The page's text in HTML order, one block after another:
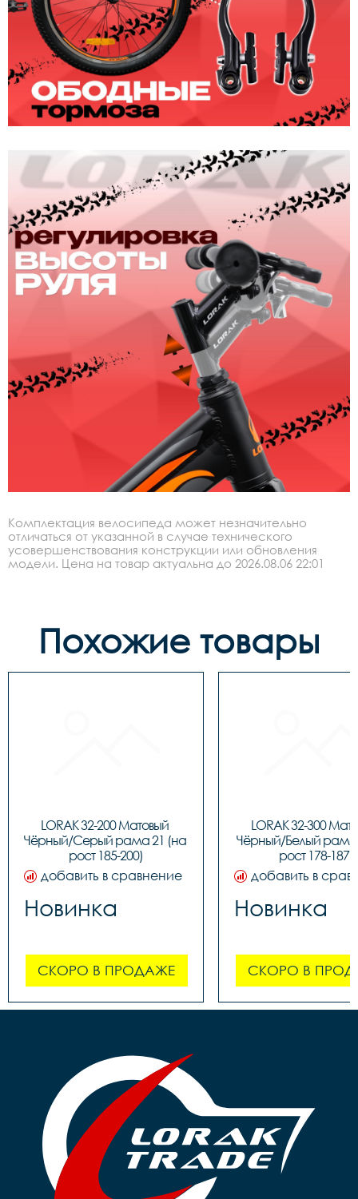
Комплектация велосипеда может незначительно
отличаться от указанной в случае технического
усовершенствования конструкции или обновления
модели. Цена на товар актуальна до 2026.08.06 22:01
Похожие товары
LORAK 32-200 Матовый
Чёрный/Серый рама 21 (на
рост 185-200)
добавить в сравнение
Новинка
СКОРО В ПРОДАЖЕ
LORAK 32-300
Чёрный/Белый рама
рост 178-187)
добавить в
Новинка
СКОРО В